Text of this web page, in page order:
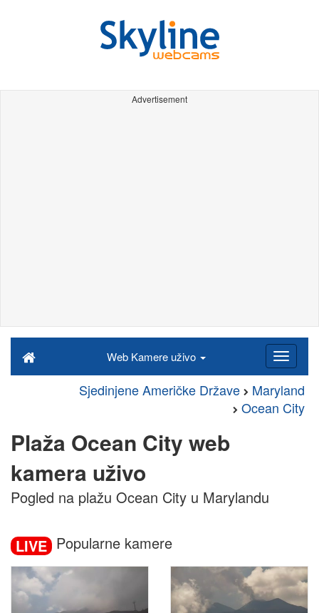
Advertisement
Web Kamere uživo
Sjedinjene Američke Države
Maryland
Ocean City
Plaža Ocean City web
kamera uživo
Pogled na plažu Ocean City u Marylandu
LIVE Popularne kamere